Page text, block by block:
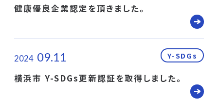
健康優良企業認定を頂きました。
2024 09.11 Y-SDGs
横浜市 Y-SDGs更新認証を取得しました。